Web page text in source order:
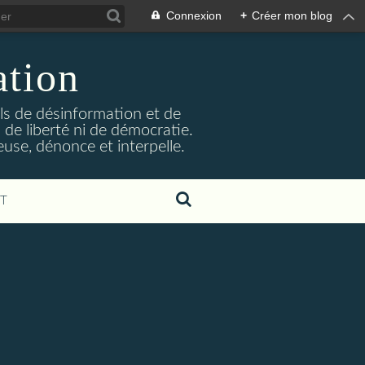
Connexion + Créer mon blog
de désinformation et de
liberté ni de démocratie.
dénonce et interpelle.